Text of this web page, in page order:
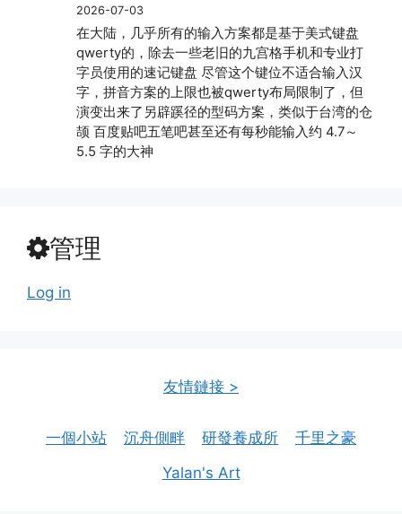
2026-07-03
在大陆，几乎所有的输入方案都是基于美式键盘
qwerty的，除去一些老旧的九宫格手机和专业打
字员使用的速记键盘 尽管这个键位不适合输入汉
字，拼音方案的上限也被qwerty布局限制了，但
演变出来了另辟蹊径的型码方案，类似于台湾的仓
颉 百度贴吧五笔吧甚至还有每秒能输入约 4.7～
5.5 字的大神
管理
Log in
友情鏈接 >
一個小站 沉舟側畔 研發養成所
千里之豪
Yalan's Art